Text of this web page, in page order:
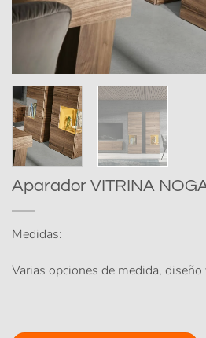
Aparador VITRINA
Medidas:
Varias opciones de medida, diseño